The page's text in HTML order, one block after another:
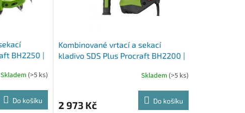
BH2250 |
Skladem (>5 ks)
Do košíku
Kombinované vrtací a sekací
kladivo SDS Plus Procraft BH2200 |
Skladem (>5 ks)
2 973 Kč Do košíku